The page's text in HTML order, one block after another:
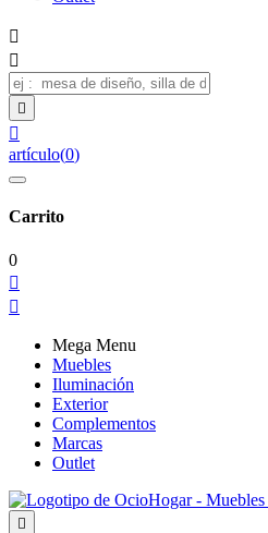




artículo(0)
Carrito
0


Mega Menu
Muebles
Iluminación
Exterior
Complementos
Marcas
Outlet
